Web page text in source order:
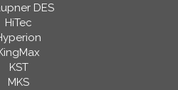
DES
HiTec
KST
MKS